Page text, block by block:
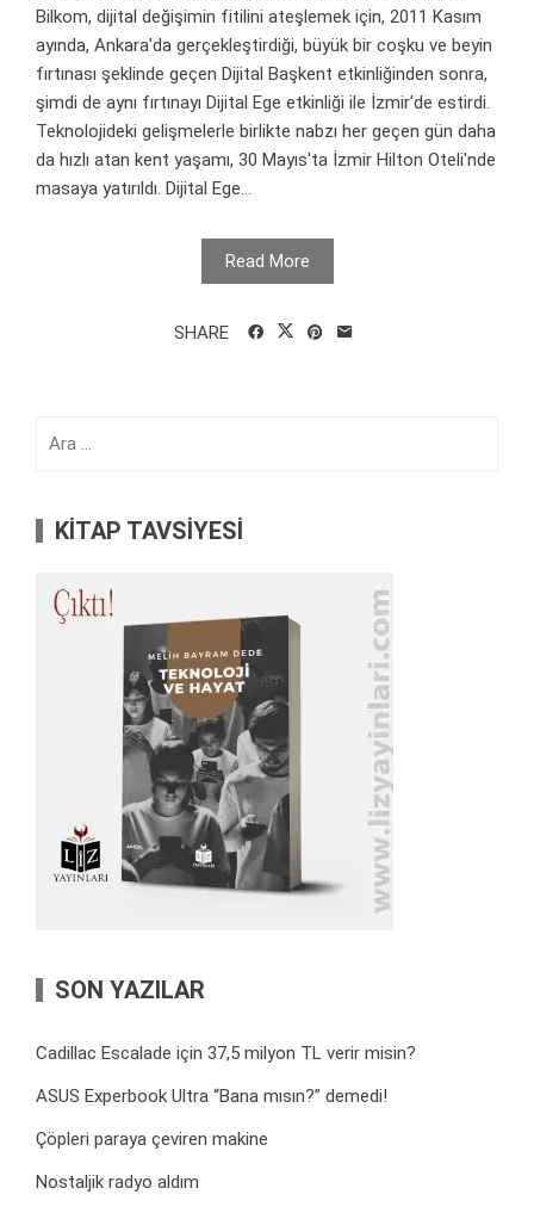
Bilkom, dijital değişimin fitilini ateşlemek için, 2011 Kasım
ayında, Ankara'da gerçekleştirdiği, büyük bir coşku ve beyin
fırtınası şeklinde geçen Dijital Başkent etkinliğinden sonra,
şimdi de aynı fırtınayı Dijital Ege etkinliği ile İzmir'de estirdi.
Teknolojideki gelişmelerle birlikte nabzı her geçen gün daha
da hızlı atan kent yaşamı, 30 Mayıs'ta İzmir Hilton Oteli'nde
masaya yatırıldı. Dijital Ege...
Read More
SHARE
KİTAP TAVSİYESİ
SON YAZILAR
Cadillac Escalade için 37,5 milyon TL verir misin?
ASUS Experbook Ultra “Bana mısın?” demedi!
Çöpleri paraya çeviren makine
Nostaljik radyo aldım